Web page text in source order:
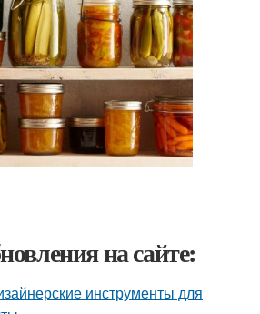
на сайте:
инструменты для